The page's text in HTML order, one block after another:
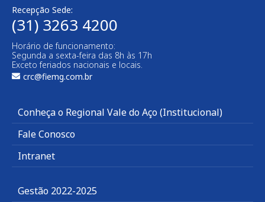
Recepção Sede:
(31) 3263 4200
Horário de funcionamento:
Segunda a sexta-feira das 8h às 17h
Exceto feriados nacionais e locais.
crc@fiemg.com.br
Conheça o Regional Vale do Aço (Institucional)
Fale Conosco
Intranet
Gestão 2022-2025